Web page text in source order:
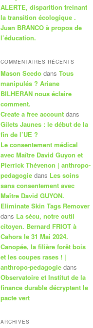
ALERTE, disparition freinant
la transition écologique .
Juan BRANCO à propos de
l’éducation.
COMMENTAIRES RÉCENTS
Mason Scedo dans Tous
manipulés ? Ariane
BILHERAN nous éclaire
comment.
Create a free account dans
Gilets Jaunes : le début de la
fin de l’UE ?
Le consentement médical
avec Maître David Guyon et
Pierrick Thévenon | anthropo-
pedagogie dans Les soins
sans consentement avec
Maître David GUYON.
Eliminate Skin Tags Remover
dans La sécu, notre outil
citoyen. Bernard FRIOT à
Cahors le 31 Mai 2024.
Canopée, la filière forêt bois
et les coupes rases ! |
anthropo-pedagogie dans
Observatoire et Institut de la
finance durable décryptent le
pacte vert
ARCHIVES